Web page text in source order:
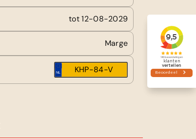
tot 12-08-2029
Marge
KHP-84-V